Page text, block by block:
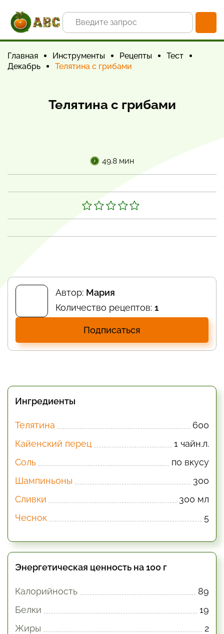
Главная Инструменты Рецепты
Тест
Декабрь
Телятина с грибами
Телятина с грибами
49.8 мин
Автор: Мария
Количество рецептов: 1
Подписаться
Ингредиенты
Телятина
600
Кайенский перец
1 чайн.л.
Соль
по вкусу
Шампиньоны
300
Сливки
300 мл
Чеснок
5
Энергетическая ценность на 100 г
Калорийность
89
Белки
19
Жиры
2